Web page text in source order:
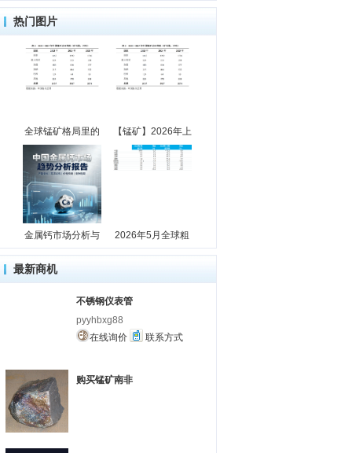
热门图片
全球锰矿格局里的 【锰矿】2026年上
金属钙市场分析与 2026年5月全球粗
最新商机
不锈钢仪表管
pyyhbxg88
在线询价
联系方式
购买锰矿南非